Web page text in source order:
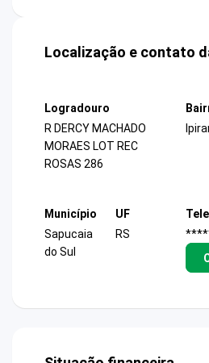
Localização e contato
Logradouro
R DERCY MACHADO
MORAES LOT REC
ROSAS 286
Município
Sapucaia
do Sul
UF
RS